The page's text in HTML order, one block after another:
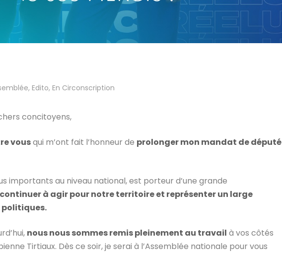
, Edito, En Circonscription
concitoyens,
vousqui m’ont fait l’honneur de prolonger mon mandat de député
importants au niveau national, est porteur d’une grande
continuer à agir pour notre territoire et représenter un large
politiques.
nous nous sommes remis pleinement au travail à vos côtés
Tirtiaux. Dès ce soir, je serai à l’Assemblée nationale pour vous